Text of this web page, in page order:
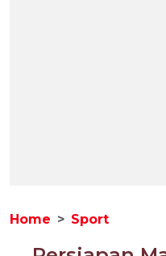
Home Sport